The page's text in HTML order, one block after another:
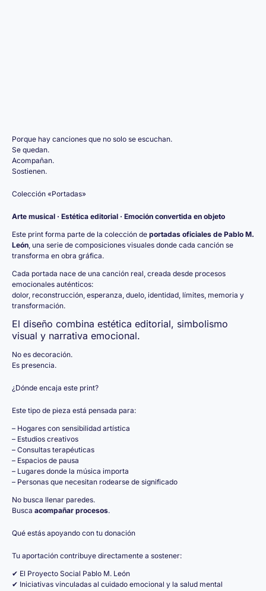
Porque hay canciones que no solo se escuchan.
Se quedan.
Acompañan.
Sostienen.
Colección «Portadas»
Arte musical · Estética editorial · Emoción convertida en objeto
Este print forma parte de la colección de portadas oficiales de Pablo M.
León, una serie de composiciones visuales donde cada canción se
transforma en obra gráfica.
Cada portada nace de una canción real, creada desde procesos
emocionales auténticos:
dolor, reconstrucción, esperanza, duelo, identidad, límites, memoria y
transformación.
El diseño combina estética editorial, simbolismo
visual y narrativa emocional.
No es decoración.
Es presencia.
¿Dónde encaja este print?
Este tipo de pieza está pensada para:
– Hogares con sensibilidad artística
– Estudios creativos
– Consultas terapéuticas
– Espacios de pausa
– Lugares donde la música importa
– Personas que necesitan rodearse de significado
No busca llenar paredes.
Busca acompañar procesos.
Qué estás apoyando con tu donación
Tu aportación contribuye directamente a sostener:
✔ El Proyecto Social Pablo M. León
✔ Iniciativas vinculadas al cuidado emocional y la salud mental